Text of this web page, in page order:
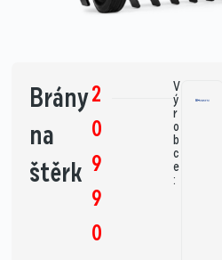
Brány
na
štěrk
2
0
9
9
0
V
ý
r
o
b
c
e
: